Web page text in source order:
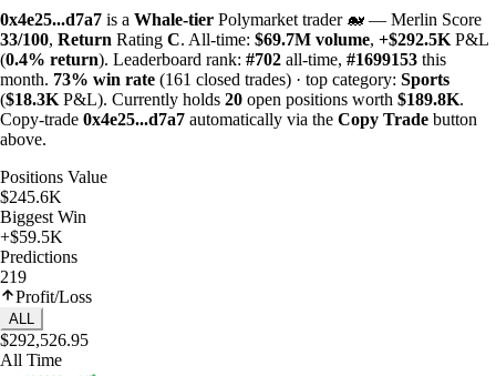
0x4e25...d7a7 is a Whale-tier Polymarket trader 🐋 — Merlin Score
33/100, Return Rating C. All-time: $69.7M volume, +$292.5K P&L
(0.4% return). Leaderboard rank: #702 all-time, #1699153 this
month. 73% win rate (161 closed trades) · top category: Sports
($18.3K P&L). Currently holds 20 open positions worth $189.8K.
Copy-trade 0x4e25...d7a7 automatically via the Copy Trade button
above.
Positions Value
$245.6K
Biggest Win
+$59.5K
Predictions
219
Profit/Loss
ALL
$292,526.95
All Time